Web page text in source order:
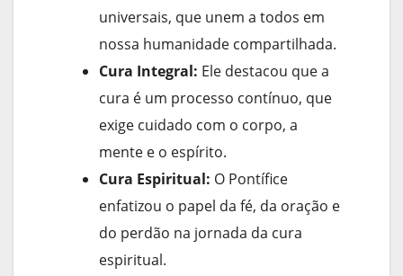
universais, que unem a todos em
nossa humanidade compartilhada.
Cura Integral: Ele destacou que a
cura é um processo contínuo, que
exige cuidado com o corpo, a
mente e o espírito.
Cura Espiritual: O Pontífice
enfatizou o papel da fé, da oração e
do perdão na jornada da cura
espiritual.